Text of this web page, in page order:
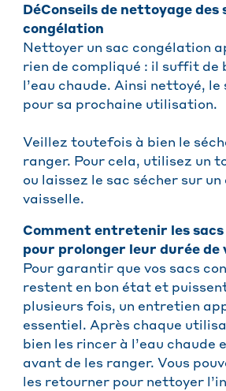
DéConseils de nettoyage des
congélation
Nettoyer un sac congélation
rien de compliqué : il suffit de
l’eau chaude. Ainsi nettoyé,
pour sa prochaine utilisation.
Veillez toutefois à bien le
ranger. Pour cela, utilisez un
ou laissez le sac sécher sur
vaisselle.
Comment entretenir les
pour prolonger leur durée de
Pour garantir que vos sacs
restent en bon état et
plusieurs fois, un entretien
essentiel. Après chaque
bien les rincer à l’eau chaude
avant de les ranger. Vous
les retourner pour nettoyer